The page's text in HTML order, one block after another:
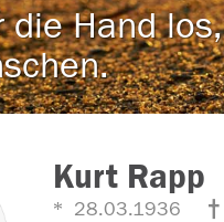
die Hand los,
Kurt Rapp
28.03.1936